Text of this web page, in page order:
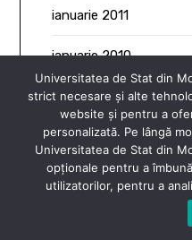
ianuarie 2011
ianuarie 2010
ianuarie 2009
ianuarie 2008
ianuarie 2007
Universitatea de Stat din
strict necesare și alte
website și pentru a
personalizată. Pe lângă
Universitatea de Stat din
opționale pentru a
utilizatorilor, pentru a